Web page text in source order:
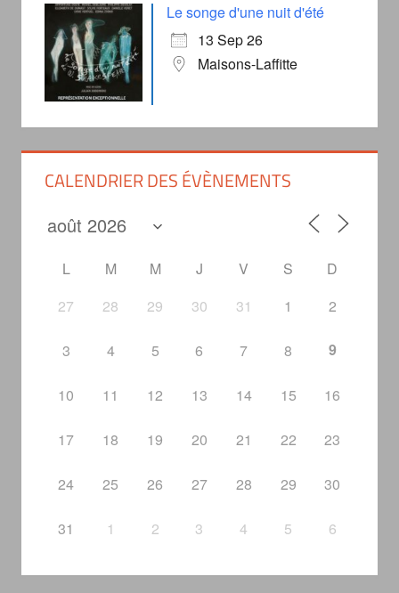
Le songe d'une nuit d'été
13 Sep 26
Maisons-Laffitte
CALENDRIER DES ÉVÈNEMENTS
L M M J V S
D
27
28 29 30 31 1 2
3 4 5 6 7 8 9
10 11 12 13 14 15 16
17 18 19 20 21 22 23
24 25 26 27 28 29 30
31 1 2 3 4 5 6